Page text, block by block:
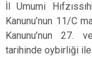
İl Umumi
Kanunu’nun 11/C
Kanunu’nun 27.
tarihinde oybirliği